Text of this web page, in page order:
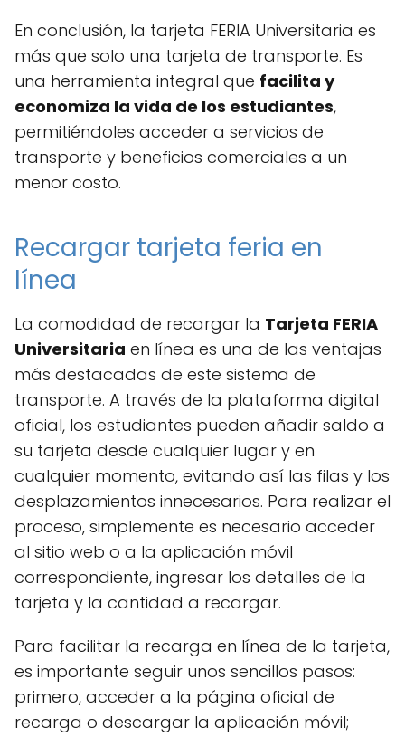
En conclusión, la tarjeta FERIA Universitaria es
más que solo una tarjeta de transporte. Es
una herramienta integral que facilita y
economiza la vida de los estudiantes,
permitiéndoles acceder a servicios de
transporte y beneficios comerciales a un
menor costo.
Recargar tarjeta feria en
línea
La comodidad de recargar la Tarjeta FERIA
Universitaria en línea es una de las ventajas
más destacadas de este sistema de
transporte. A través de la plataforma digital
oficial, los estudiantes pueden añadir saldo a
su tarjeta desde cualquier lugar y en
cualquier momento, evitando así las filas y los
desplazamientos innecesarios. Para realizar el
proceso, simplemente es necesario acceder
al sitio web o a la aplicación móvil
correspondiente, ingresar los detalles de la
tarjeta y la cantidad a recargar.
Para facilitar la recarga en línea de la tarjeta,
es importante seguir unos sencillos pasos:
primero, acceder a la página oficial de
recarga o descargar la aplicación móvil;